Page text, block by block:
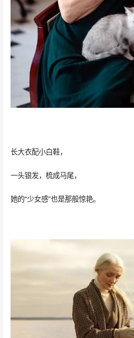
长大衣配小白鞋，
一头银发，梳成马尾，
她的“少女感”也是那般惊艳。